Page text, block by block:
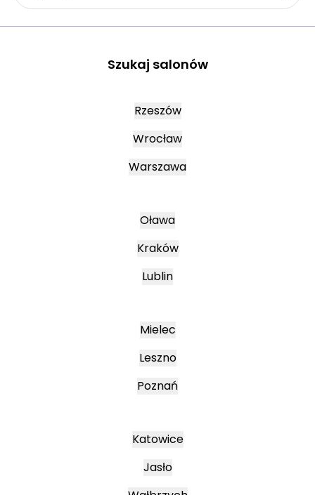
Szukaj salonów
Rzeszów
Wrocław
Warszawa
Oława
Kraków
Lublin
Mielec
Leszno
Poznań
Katowice
Jasło